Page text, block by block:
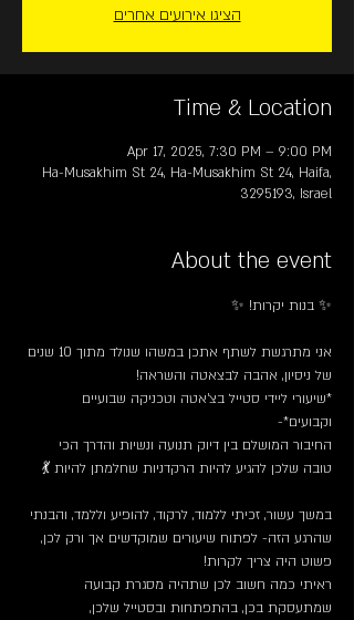
הציגו אירועים אחרים
Time & Location
Apr 17, 2025, 7:30 PM – 9:00 PM
Ha-Musakhim St 24, Ha-Musakhim St 24, Haifa,
3295193, Israel
About the event
✨ בנות יקרות! ✨
אני מתרגשת לשתף אתכן במשהו שנולד מתוך 10 שנים
של ניסיון, אהבה לבצאטה והשראה!
*שיעורי ליידי סטייל בצ’אטה וטכניקה שבועיים
וקבועים*-
החיבור המושלם בין דיוק תנועה ונשיות והדרך הכי
טובה שלכן להגיע להיות הרקדניות שחלמתן להיות 💃
במשך עשור, זכיתי ללמוד, לרקוד, להופיע וללמד, והבנתי
שהרגע הזה- לפתוח שיעורים שמוקדשים אך ורק לכן,
פשוט היה צריך לקרות!
ראיתי כמה חשוב לכן שתהיה מסגרת קבועה
שמתעסקת בכן, בהתפתחות ובסטייל שלכן,